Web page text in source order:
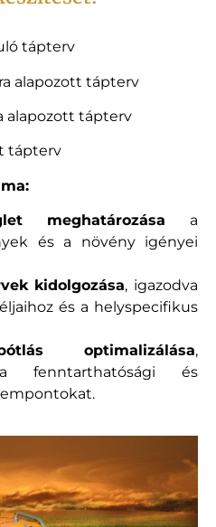
tápterv
alapozott tápterv
alapozott tápterv
tápterv
meghatározása a
és a növény igényei
kidolgozása, igazodva
és a helyspecifikus
optimalizálása,
fenntarthatósági és